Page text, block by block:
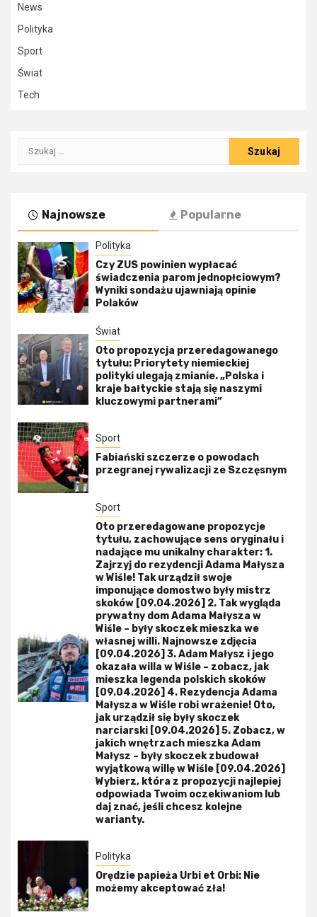
News
Polityka
Sport
Świat
Tech
Szukaj:
Najnowsze Popularne
Polityka
Czy ZUS powinien wypłacać
świadczenia parom jednopłciowym?
Wyniki sondażu ujawniają opinie
Polaków
Świat
Oto propozycja przeredagowanego
tytułu: Priorytety niemieckiej
polityki ulegają zmianie. „Polska i
kraje bałtyckie stają się naszymi
kluczowymi partnerami”
Sport
Fabiański szczerze o powodach
przegranej rywalizacji ze Szczęsnym
Sport
Oto przeredagowane propozycje
tytułu, zachowujące sens oryginału i
nadające mu unikalny charakter: 1.
Zajrzyj do rezydencji Adama Małysza
w Wiśle! Tak urządził swoje
imponujące domostwo były mistrz
skoków [09.04.2026] 2. Tak wygląda
prywatny dom Adama Małysza w
Wiśle – były skoczek mieszka we
własnej willi. Najnowsze zdjęcia
[09.04.2026] 3. Adam Małysz i jego
okazała willa w Wiśle – zobacz, jak
mieszka legenda polskich skoków
[09.04.2026] 4. Rezydencja Adama
Małysza w Wiśle robi wrażenie! Oto,
jak urządził się były skoczek
narciarski [09.04.2026] 5. Zobacz, w
jakich wnętrzach mieszka Adam
Małysz – były skoczek zbudował
wyjątkową willę w Wiśle [09.04.2026]
Wybierz, która z propozycji najlepiej
odpowiada Twoim oczekiwaniom lub
daj znać, jeśli chcesz kolejne
warianty.
Polityka
Orędzie papieża Urbi et Orbi: Nie
możemy akceptować zła!